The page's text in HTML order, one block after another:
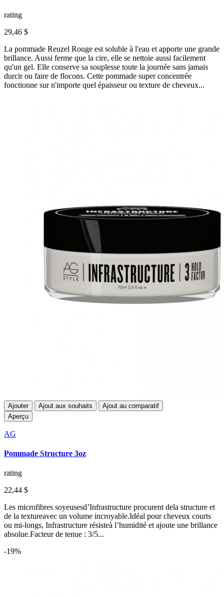
rating
29,46 $
La pommade Reuzel Rouge est soluble à l'eau et apporte une grande
brillance. Aussi ferme que la cire, elle se nettoie aussi facilement
qu'un gel. Elle conserve sa souplesse toute la journée sans jamais
durcir ou faire de flocons. Cette pommade super concentrée
fonctionne sur n'importe quel épaisseur ou texture de cheveux...
Ajouter Ajout aux souhaits
Ajout au comparatif
Aperçu
AG
Pommade Structure 3oz
rating
22,44 $
Les microfibres soyeusesd’Infrastructure procurent dela structure et
de la textureavec un volume incroyable.Idéal pour cheveux courts
ou mi-longs, Infrastructure résisteà l’humidité et ajoute une brillance
absolue.Facteur de tenue : 3/5...
-19%